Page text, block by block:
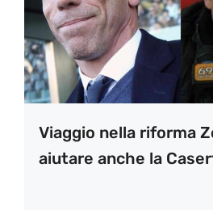
Viaggio nella riforma
aiutare anche la